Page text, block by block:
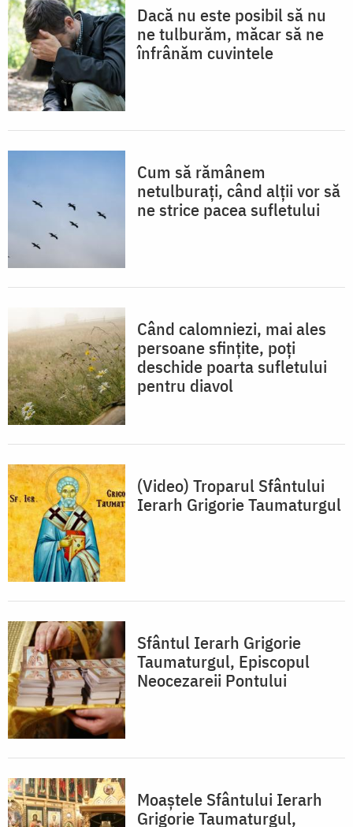
Dacă nu este posibil să nu
ne tulburăm, măcar să ne
înfrânăm cuvintele
Cum să rămânem
netulburați, când alții vor să
ne strice pacea sufletului
Când calomniezi, mai ales
persoane sfințite, poți
deschide poarta sufletului
pentru diavol
(Video) Troparul Sfântului
Ierarh Grigorie Taumaturgul
Sfântul Ierarh Grigorie
Taumaturgul, Episcopul
Neocezareii Pontului
Moaştele Sfântului Ierarh
Grigorie Taumaturgul,